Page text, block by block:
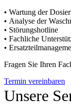
• Wartung der
• Analyse der
• Störungshotline
• Fachliche
•
Fragen Sie Ihren
Termin vereinbaren
Unsere